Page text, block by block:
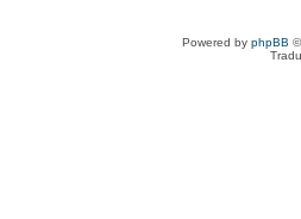
Powered by phpBB